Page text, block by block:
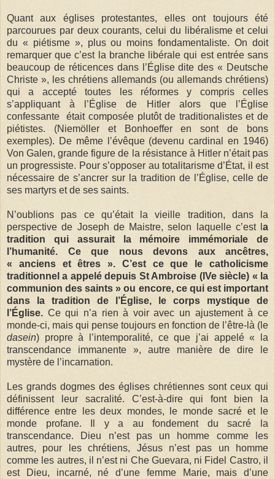
Quant aux églises protestantes, elles ont toujours été
parcourues par deux courants, celui du libéralisme et celui
du « piétisme », plus ou moins fondamentaliste. On doit
remarquer que c’est la branche libérale qui est entrée sans
beaucoup de réticences dans l’Église dite des « Deutsche
Christe », les chrétiens allemands (ou allemands chrétiens)
qui a accepté toutes les réformes y compris celles
s’appliquant à l’Église de Hitler alors que l’Église
confessante était composée plutôt de traditionalistes et de
piétistes. (Niemöller et Bonhoeffer en sont de bons
exemples). De même l’évêque (devenu cardinal en 1946)
Von Galen, grande figure de la résistance à Hitler n’était pas
un progressiste. Pour s’opposer au totalitarisme d’État, il est
nécessaire de s’ancrer sur la tradition de l’Église, celle de
ses martyrs et de ses saints.
N’oublions pas ce qu’était la vieille tradition, dans la
perspective de Joseph de Maistre, selon laquelle c’est l a
tradition qui assurait la mémoire immémoriale de
l’humanité. Ce que nous devons aux ancêtres,
« anciens et êtres ». C’est ce que le catholicisme
traditionnel a appelé depuis St Ambroise (IVe siècle) « la
communion des saints » ou encore, ce qui est important
dans la tradition de l’Église, le corps mystique de
l’Église. Ce qui n’a rien à voir avec un ajustement à ce
monde-ci, mais qui pense toujours en fonction de l’être-là (le
dasein) propre à l’intemporalité, ce que j’ai appelé « la
transcendance immanente », autre manière de dire le
mystère de l’incarnation.
Les grands dogmes des églises chrétiennes sont ceux qui
définissent leur sacralité. C’est-à-dire qui font bien la
différence entre les deux mondes, le monde sacré et le
monde profane. Il y a au fondement du sacré la
transcendance. Dieu n’est pas un homme comme les
autres, pour les chrétiens, Jésus n’est pas un homme
comme les autres, il n’est ni Che Guevara, ni Fidel Castro, il
est Dieu, incarné, né d’une femme Marie, mais d’une